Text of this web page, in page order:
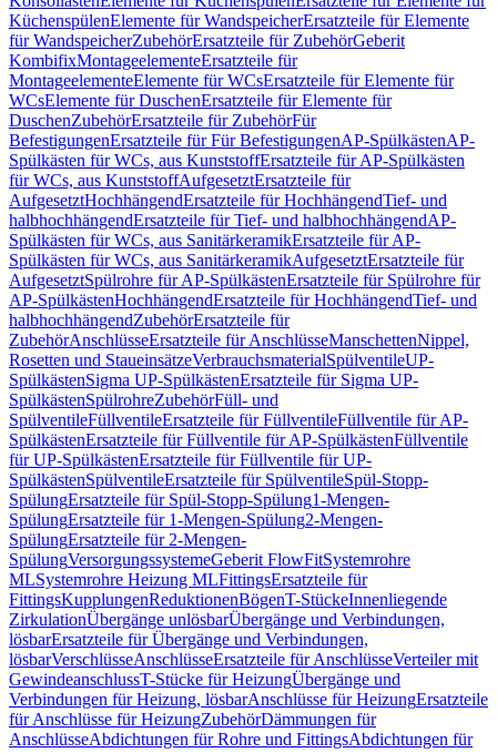
KüchenspülenElemente für WandspeicherErsatzteile für Elemente
für WandspeicherZubehörErsatzteile für ZubehörGeberit
KombifixMontageelementeErsatzteile für
MontageelementeElemente für WCsErsatzteile für Elemente für
WCsElemente für DuschenErsatzteile für Elemente für
DuschenZubehörErsatzteile für ZubehörFür
BefestigungenErsatzteile für Für BefestigungenAP-SpülkästenAP-
Spülkästen für WCs, aus KunststoffErsatzteile für AP-Spülkästen
für WCs, aus KunststoffAufgesetztErsatzteile für
AufgesetztHochhängendErsatzteile für HochhängendTief- und
halbhochhängendErsatzteile für Tief- und halbhochhängendAP-
Spülkästen für WCs, aus SanitärkeramikErsatzteile für AP-
Spülkästen für WCs, aus SanitärkeramikAufgesetztErsatzteile für
AufgesetztSpülrohre für AP-SpülkästenErsatzteile für Spülrohre für
AP-SpülkästenHochhängendErsatzteile für HochhängendTief- und
halbhochhängendZubehörErsatzteile für
ZubehörAnschlüsseErsatzteile für AnschlüsseManschettenNippel,
Rosetten und StaueinsätzeVerbrauchsmaterialSpülventileUP-
SpülkästenSigma UP-SpülkästenErsatzteile für Sigma UP-
SpülkästenSpülrohreZubehörFüll- und
SpülventileFüllventileErsatzteile für FüllventileFüllventile für AP-
SpülkästenErsatzteile für Füllventile für AP-SpülkästenFüllventile
für UP-SpülkästenErsatzteile für Füllventile für UP-
SpülkästenSpülventileErsatzteile für SpülventileSpül-Stopp-
SpülungErsatzteile für Spül-Stopp-Spülung1-Mengen-
SpülungErsatzteile für 1-Mengen-Spülung2-Mengen-
SpülungErsatzteile für 2-Mengen-
SpülungVersorgungssystemeGeberit FlowFitSystemrohre
MLSystemrohre Heizung MLFittingsErsatzteile für
FittingsKupplungenReduktionenBögenT-StückeInnenliegende
ZirkulationÜbergänge unlösbarÜbergänge und Verbindungen,
lösbarErsatzteile für Übergänge und Verbindungen,
lösbarVerschlüsseAnschlüsseErsatzteile für AnschlüsseVerteiler mit
GewindeanschlussT-Stücke für HeizungÜbergänge und
Verbindungen für Heizung, lösbarAnschlüsse für HeizungErsatzteile
für Anschlüsse für HeizungZubehörDämmungen für
AnschlüsseAbdichtungen für Rohre und FittingsAbdichtungen für